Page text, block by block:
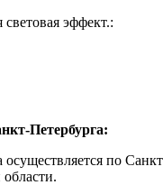
световая эффект.:
Петербурга:
осуществляется по